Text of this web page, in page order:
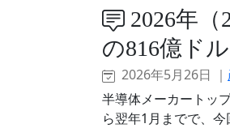
2026年
の816億ドル
2026年5月26日 ｜
半導体メーカートッ
ら翌年1月までで、